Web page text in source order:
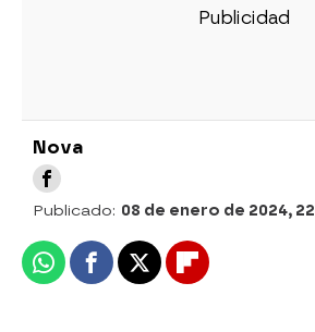
Nova
Publicado: 08 de enero de 2024,
WhatsappFacebook
X Flipboard